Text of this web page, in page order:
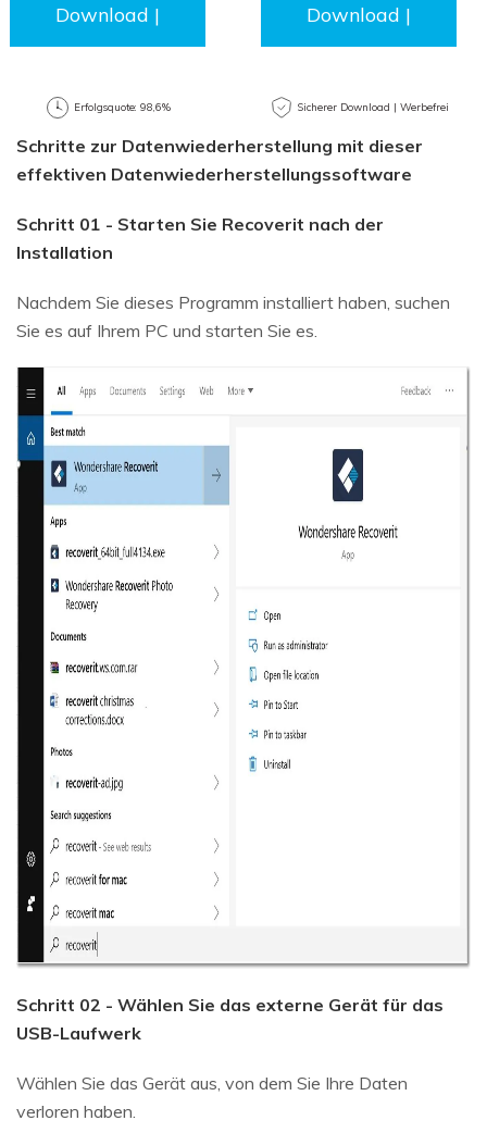
Download |
Erfolgsquote: 98,6%
Download |
Sicherer Download | Werbefrei
Schritte zur Datenwiederherstellung mit dieser
effektiven Datenwiederherstellungssoftware
Schritt 01 - Starten Sie Recoverit nach der
Installation
Nachdem Sie dieses Programm installiert haben, suchen
Sie es auf Ihrem PC und starten Sie es.
Schritt 02 - Wählen Sie das externe Gerät für das
USB-Laufwerk
Wählen Sie das Gerät aus, von dem Sie Ihre Daten
verloren haben.